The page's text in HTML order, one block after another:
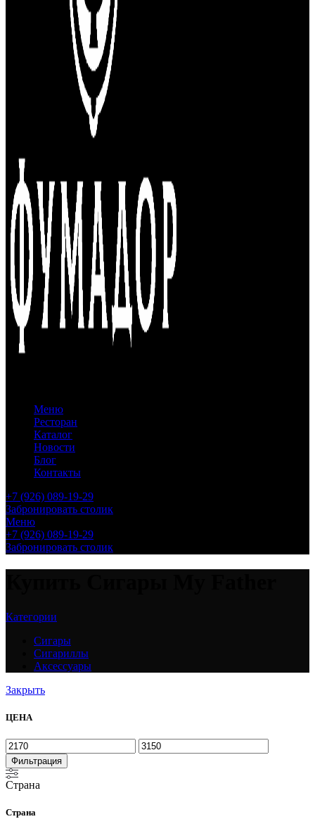
Меню
Ресторан
Каталог
Новости
Блог
Контакты
+7 (926) 089-19-29
Забронировать столик
Меню
+7 (926) 089-19-29
Забронировать столик
Категории
Сигары
Сигариллы
Аксессуары
Закрыть
ЦЕНА
Фильтрация
Страна
Страна